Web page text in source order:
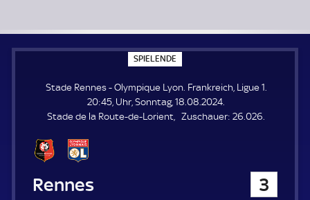
SPIELENDE
P
E
L
E
N
Stade Rennes - Olympique Lyon. Frankreich, Ligue 1.
20:45, Uhr, Sonntag, 18.08.2024.
Stade de la Route-de-Lorient
Zuschauer: Z
26.026.
Stade Rennes 3